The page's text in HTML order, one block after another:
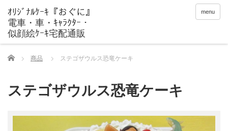
menu
Home 商品 ステゴザウルス恐竜ケーキ
ステゴザウルス恐竜ケーキ